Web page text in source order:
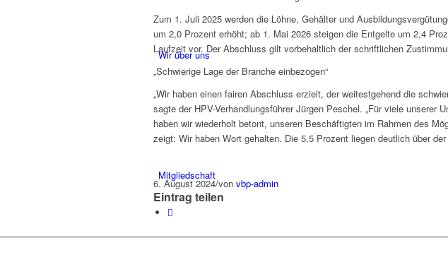
Wir über uns
Mitgliedschaft
Zum 1. Juli 2025 werden die Löhne, Gehälter und
um 2,0 Prozent erhöht; ab 1. Mai 2026 steigen die Entgelte um 2,4
Laufzeit vor. Der Abschluss gilt vorbehaltlich der schriftlichen
„Schwierige Lage der Branche einbezogen“
„Wir haben einen fairen Abschluss erzielt, der weitestgehend die
sagte der HPV-Verhandlungsführer Jürgen Peschel. „Für viele
haben wir wiederholt betont, unseren Beschäftigten im Rahmen des
zeigt: Wir haben Wort gehalten. Die 5,5 Prozent liegen deutlich über
6. August 2024/von vbp-admin
Eintrag teilen